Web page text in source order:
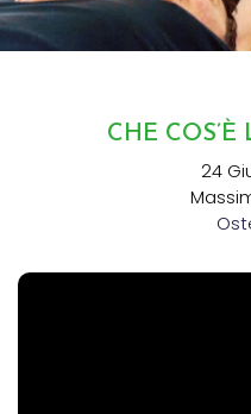
CHE COS’È
24